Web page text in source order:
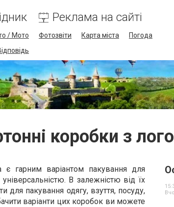
Реклама на сайті
/ Мото Фотозвіти Карта міста
Погода
коробки з
є гарним варіантом пакування для
В залежністю від їх
для пакування одягу, взуття, посуду,
варіанти цих коробок ви можете